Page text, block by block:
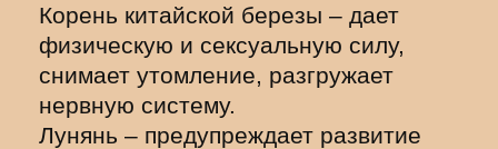
Корень китайской березы – дает
физическую и сексуальную силу,
снимает утомление, разгружает
нервную систему.
Лунянь – предупреждает развитие